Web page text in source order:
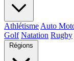
Athlétisme Auto
Golf Natation Rugby
Régions